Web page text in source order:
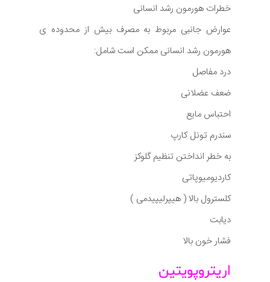
خطرات هورمون رشد انسانی
عوارض جانبی مربوط به مصرف بیش از محدوده ی
هورمون رشد انسانی ممکن است شامل:
درد مفاصل
ضعف عضلانی
احتباس مایع
سندرم تونل کارپ
به خطر انداختن تنظیم گلوکز
کاردیومیوپاتی
کلسترول بالا ( هیپرلیپیدمی )
دیابت
فشار خون بالا
اریتروپویتین